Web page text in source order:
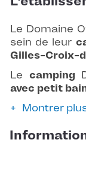
Le Domaine
sein de leur
Gilles-Croix-
Le camping
avec petit
Montrer